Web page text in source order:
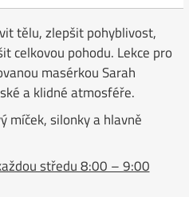
tělu, zlepšit pohyblivost,
celkovou pohodu. Lekce pro
masérkou Sarah
a klidné atmosféře.
míček, silonky a hlavně
středu 8:00 – 9:00